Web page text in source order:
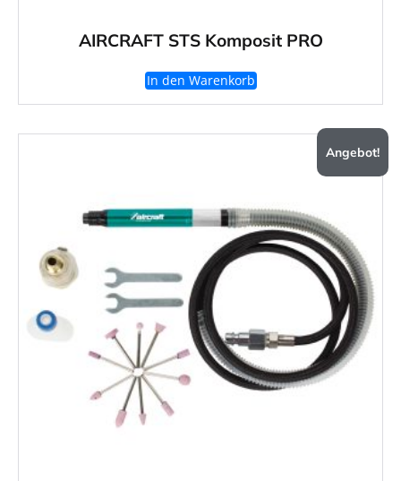
AIRCRAFT STS Komposit PRO
In den Warenkorb
Angebot!